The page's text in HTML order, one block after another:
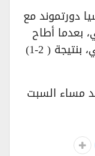
دورتموند مع
بعدما أطاح
الأخير منافسه مونتيري المكسيكي، بنتيجة ( 2-1)
مساء السبت